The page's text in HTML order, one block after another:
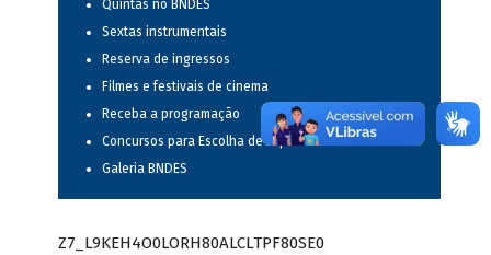
Quintas no BNDES
Sextas instrumentais
Reserva de ingressos
Filmes e festivais de cinema
Receba a programação
Concursos para Escolha de Espetáculos Musicais
Galeria BNDES
Z7_L9KEH4O0LORH80ALCLTPF80SE0